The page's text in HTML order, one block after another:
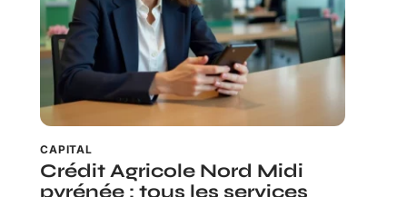
CAPITAL
Crédit Agricole Nord Midi
pyrénée : tous les services